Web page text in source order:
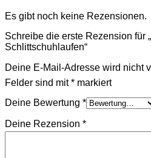
Es gibt noch keine Rezensionen.
Schreibe die erste Rezension für
Schlittschuhlaufen“
Deine E-Mail-Adresse wird nicht
Felder sind mit* markiert
Deine Bewertung *
Deine Rezension *